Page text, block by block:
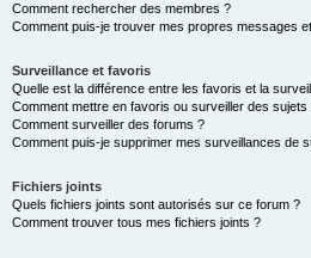
Comment rechercher des membres ?
Comment puis-je trouver mes propres messages
Surveillance et favoris
Quelle est la différence entre les favoris et la
Comment mettre en favoris ou surveiller des sujets
Comment surveiller des forums ?
Comment puis-je supprimer mes surveillances de
Fichiers joints
Quels fichiers joints sont autorisés sur ce forum ?
Comment trouver tous mes fichiers joints ?